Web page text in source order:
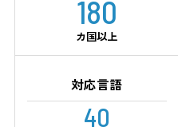
180
カ国以上
対応言語
40